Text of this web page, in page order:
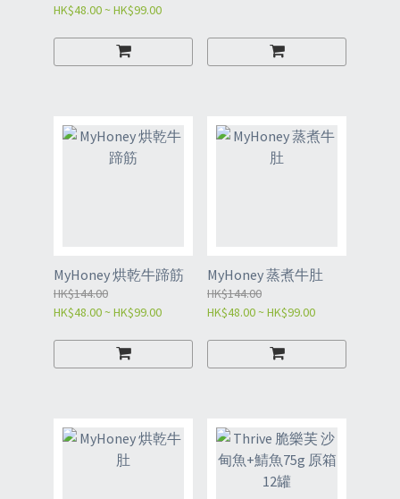
HK$48.00 ~ HK$99.00
MyHoney 烘乾牛蹄筋
HK$144.00
HK$48.00 ~ HK$99.00
MyHoney 蒸煮牛肚
HK$144.00
HK$48.00 ~ HK$99.00